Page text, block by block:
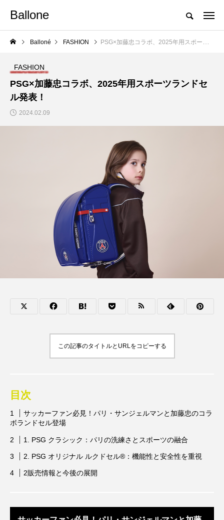
Ballone
Balloné FASHION PSG×加藤忠コラボ、2025年用スポーツランドセル発表！
FASHION
PSG×加藤忠コラボ、2025年用スポーツランドセ
ル発表！
2024.02.09
この記事のタイトルとURLをコピーする
目次
サッカーファン必見！パリ・サンジェルマンと加藤忠のコラ
ボランドセル登場
1. PSG クラシック：パリの洗練さとスポーツの融合
2. PSG オリジナル ルクドセル®：機能性と安全性を重視
2販売情報と今後の展開